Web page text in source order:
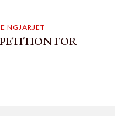
NGJARJET
FOR